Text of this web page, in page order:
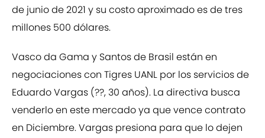
de junio de 2021 y su costo aproximado es de tres
millones 500 dólares.
Vasco da Gama y Santos de Brasil están en
negociaciones con Tigres UANL por los servicios de
Eduardo Vargas (??, 30 años). La directiva busca
venderlo en este mercado ya que vence contrato
en Diciembre. Vargas presiona para que lo dejen